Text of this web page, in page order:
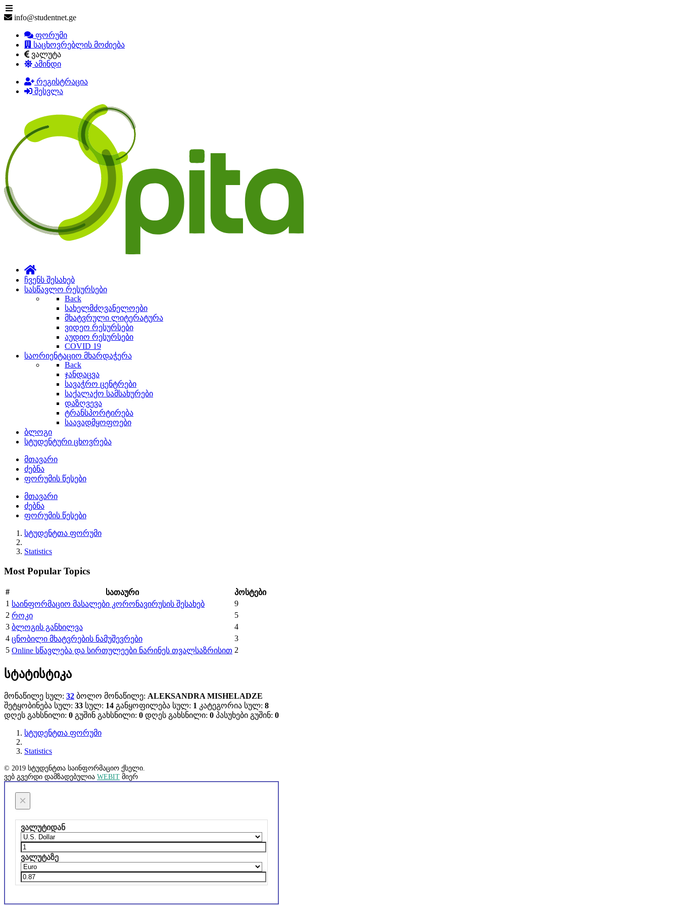
info@studentnet.ge
ფორუმი
საცხოვრებლის მოძიება
ვალუტა
ამინდი
რეგისტრაცია
შესვლა
ჩვენს შესახებ
სასწავლო რესურსები
Back
სახელმძღვანელოები
მხატვრული ლიტერატურა
ვიდეო რესურსები
აუდიო რესურსები
COVID 19
საორიენტაციო მხარდაჭერა
Back
ჯანდაცვა
სავაჭრო ცენტრები
საქალაქო სამსახურები
დაზღვევა
ტრანსპორტირება
საავადმყოფოები
ბლოგი
სტუდენტური ცხოვრება
მთავარი
ძებნა
ფორუმის წესები
მთავარი
ძებნა
ფორუმის წესები
სტუდენტთა ფორუმი
Statistics
Most Popular Topics
# სათაური
პოსტები
1 საინფორმაციო მასალები კორონავირუსის შესახებ
9
2 როკი
5
3 ბლოგის განხილვა
4
4 ცნობილი მხატვრების ნამუშევრები
3
5 Online სწავლება და სირთულეები ნარინეს თვალსაზრისით 2
სტატისტიკა
მონაწილე სულ: 32 ბოლო მონაწილე: ALEKSANDRA MISHELADZE
შეტყობინება სულ: 33 სულ: 14 განყოფილება სულ: 1 კატეგორია სულ: 8
დღეს გახსნილი: 0 გუშინ გახსნილი: 0 დღეს გახსნილი: 0 პასუხები გუშინ: 0
სტუდენტთა ფორუმი
Statistics
© 2019 სტუდენტთა საინფორმაციო ქსელი.
ვებ გვერდი დამზადებულია WEBIT მიერ
×
ვალუტიდან
ვალუტაზე